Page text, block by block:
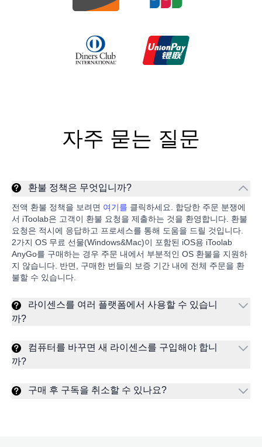
자주 묻는 질문
환불 정책은 무엇입니까?
전액 환불 정책을 보려면 여기를 클릭하세요. 합당한 주문 분쟁에
서 iToolab은 고객이 환불 요청을 제출하는 것을 환영합니다. 환불
요청은 적시에 응답하고 프로세스를 통해 도움을 드릴 것입니다.
2가지 OS 무료 선물(Windows&Mac)이 포함된 iOS용 iToolab
AnyGo를 구매하는 경우 주문 내에서 부분적인 OS 환불을 지원하
지 않습니다. 반면, 구매한 번들의 보증 기간 내에 전체 주문을 환
불할 수 있습니다.
까?
까?
구매 후 구독을 취소할 수 있나요?